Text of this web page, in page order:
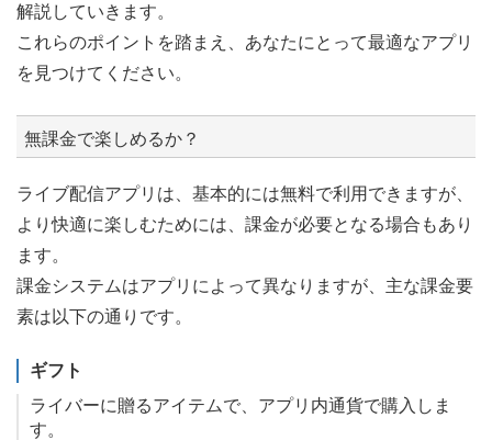
解説していきます。
これらのポイントを踏まえ、あなたにとって最適なアプリ
を見つけてください。
無課金で楽しめるか？
ライブ配信アプリは、基本的には無料で利用できますが、
より快適に楽しむためには、課金が必要となる場合もあり
ます。
課金システムはアプリによって異なりますが、主な課金要
素は以下の通りです。
ギフト
ライバーに贈るアイテムで、アプリ内通貨で購入しま
す。